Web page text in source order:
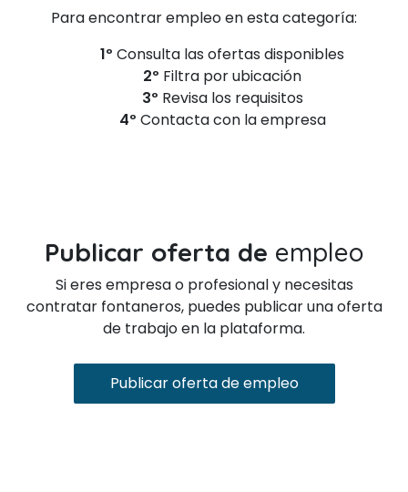
Para encontrar empleo en esta categoría:
1º Consulta las ofertas disponibles
2º Filtra por ubicación
3º Revisa los requisitos
4º Contacta con la empresa
Publicar oferta de empleo
Si eres empresa o profesional y necesitas
contratar fontaneros, puedes publicar una oferta
de trabajo en la plataforma.
Publicar oferta de empleo